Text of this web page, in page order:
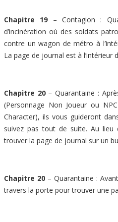
Chapitre 19 – Contagion :
d’incinération où des soldats
contre un wagon de métro à
La page de journal est à l’intérieur
Chapitre 20– Quarantaine :
(Personnage Non Joueur ou
Character), ils vous guideront
suivez pas tout de suite. Au
trouver la page de journal sur un
Chapitre 20 – Quarantaine :
travers la porte pour trouver une